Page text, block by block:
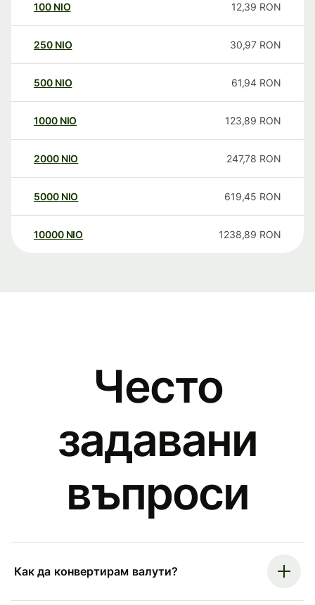
100 NIO 12,39 RON
250 NIO 30,97 RON
500 NIO 61,94 RON
1000 NIO 123,89 RON
2000 NIO 247,78 RON
5000 NIO 619,45 RON
10000 NIO 1238,89 RON
Често
задавани
въпроси
Как да конвертирам валути?